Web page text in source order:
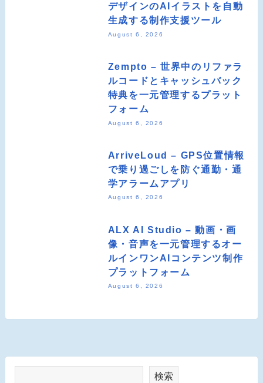
デザインのAIイラストを自動
生成する制作支援ツール
August 6, 2026
Zempto – 世界中のリファラ
ルコードとキャッシュバック
特典を一元管理するプラット
フォーム
August 6, 2026
ArriveLoud – GPS位置情報
で乗り過ごしを防ぐ通勤・通
学アラームアプリ
August 6, 2026
ALX AI Studio – 動画・画
像・音声を一元管理するオー
ルインワンAIコンテンツ制作
プラットフォーム
August 6, 2026
検索